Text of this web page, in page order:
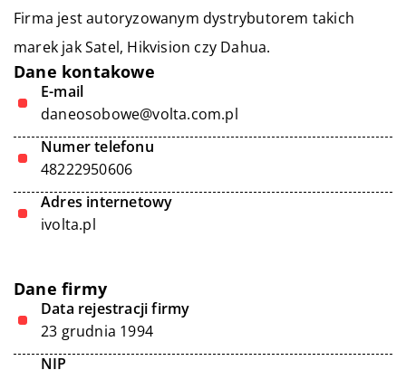
Firma jest autoryzowanym dystrybutorem takich
marek jak Satel, Hikvision czy Dahua.
Dane kontakowe
E-mail
daneosobowe@volta.com.pl
Numer telefonu
48222950606
Adres internetowy
ivolta.pl
Dane firmy
Data rejestracji firmy
23 grudnia 1994
NIP